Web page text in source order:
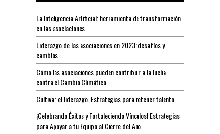
La Inteligencia Artificial: herramienta de transformación
en las asociaciones
Liderazgo de las asociaciones en 2023: desafíos y
cambios
Cómo las asociaciones pueden contribuir a la lucha
contra el Cambio Climático
Cultivar el liderazgo. Estrategias para retener talento.
¡Celebrando Éxitos y Fortaleciendo Vínculos! Estrategias
para Apoyar a tu Equipo al Cierre del Año